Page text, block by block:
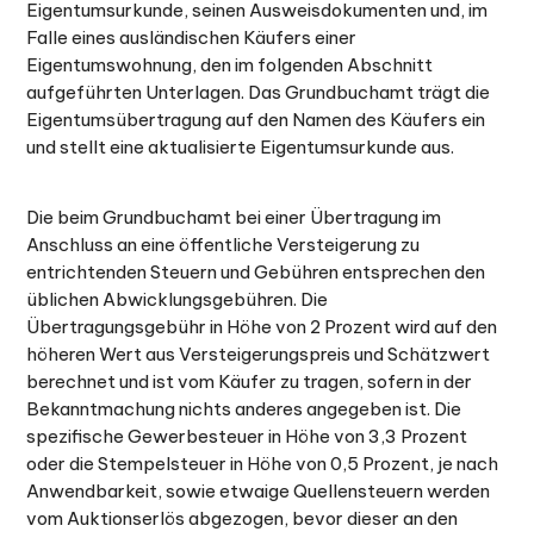
Eigentumsurkunde, seinen Ausweisdokumenten und, im
Falle eines ausländischen Käufers einer
Eigentumswohnung, den im folgenden Abschnitt
aufgeführten Unterlagen. Das Grundbuchamt trägt die
Eigentumsübertragung auf den Namen des Käufers ein
und stellt eine aktualisierte Eigentumsurkunde aus.
Die beim Grundbuchamt bei einer Übertragung im
Anschluss an eine öffentliche Versteigerung zu
entrichtenden Steuern und Gebühren entsprechen den
üblichen Abwicklungsgebühren. Die
Übertragungsgebühr in Höhe von 2 Prozent wird auf den
höheren Wert aus Versteigerungspreis und Schätzwert
berechnet und ist vom Käufer zu tragen, sofern in der
Bekanntmachung nichts anderes angegeben ist. Die
spezifische Gewerbesteuer in Höhe von 3,3 Prozent
oder die Stempelsteuer in Höhe von 0,5 Prozent, je nach
Anwendbarkeit, sowie etwaige Quellensteuern werden
vom Auktionserlös abgezogen, bevor dieser an den